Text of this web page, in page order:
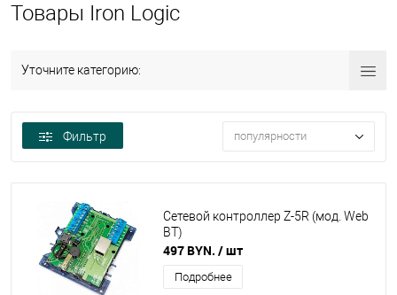
Товары Iron Logic
Уточните категорию:
Фильтр популярности
Сетевой контроллер Z-5R (мод. Web
BT)
497 BYN. / шт
Подробнее